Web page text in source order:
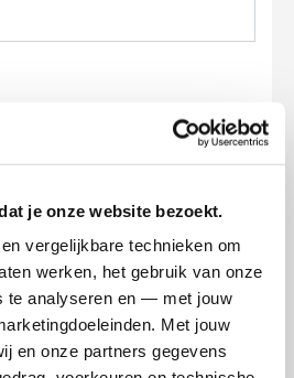
je onze website bezoekt.
vergelijkbare technieken om
werken, het gebruik van onze
te analyseren en — met jouw
Met jouw
en onze partners gegevens
aan de transactiekosten
Doneer nu